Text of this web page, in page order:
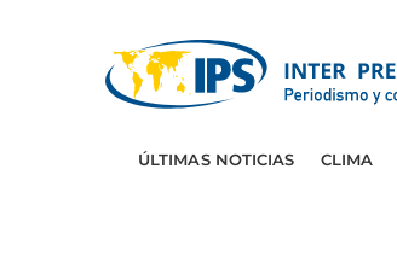
ÚLTIMAS NOTICIAS CLIMA